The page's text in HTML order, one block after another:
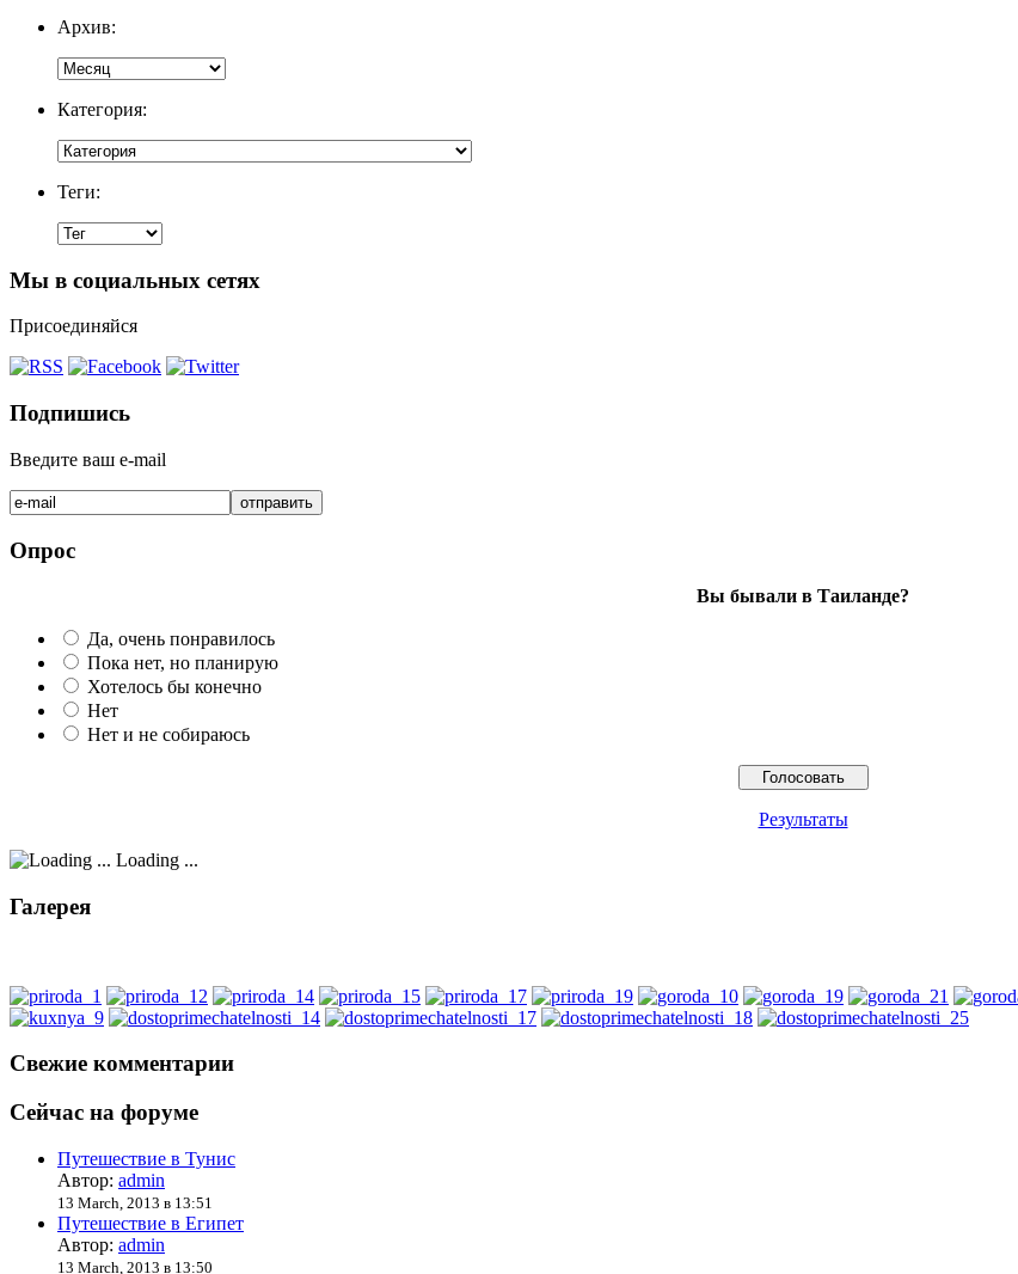
Архив:
Категория:
Теги:
Мы в социальных сетях
Присоединяйся
Подпишись
Введите ваш e-mail
Опрос
Вы бывали в Таиланде?
Да, очень понравилось
Пока нет, но планирую
Хотелось бы конечно
Нет
Нет и не собираюсь
Результаты
Loading ...
Галерея
Свежие комментарии
Сейчас на форуме
Путешествие в Тунис
Автор: admin
13 March, 2013 в 13:51
Путешествие в Египет
Автор: admin
13 March, 2013 в 13:50